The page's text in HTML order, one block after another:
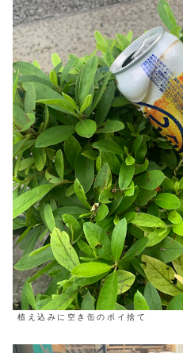
植え込みに空き缶のポイ捨て